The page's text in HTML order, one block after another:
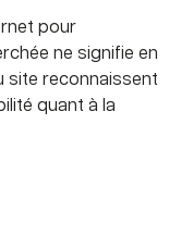
pour
ne signifie en
site reconnaissent
quant à la